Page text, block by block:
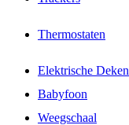
Thermostaten
Elektrische Deken
Babyfoon
Weegschaal